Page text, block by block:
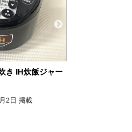
ポットミニ
2日 掲載